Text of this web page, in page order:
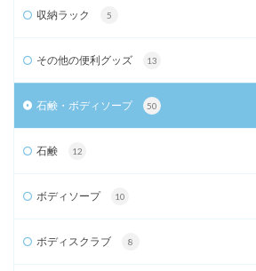
収納ラック 5
その他の便利グッズ 13
石鹸・ボディソープ 50
石鹸 12
ボディソープ 10
ボディスクラブ 8